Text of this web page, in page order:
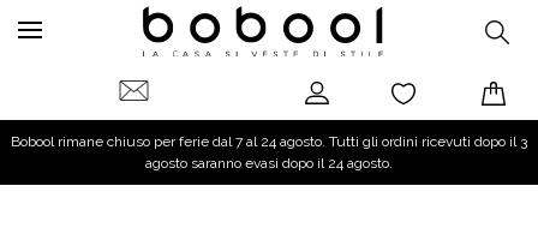
Bobool rimane chiuso per ferie dal 7 al 24 agosto. Tutti gli ordini ricevuti dopo il 3
agosto saranno evasi dopo il 24 agosto.